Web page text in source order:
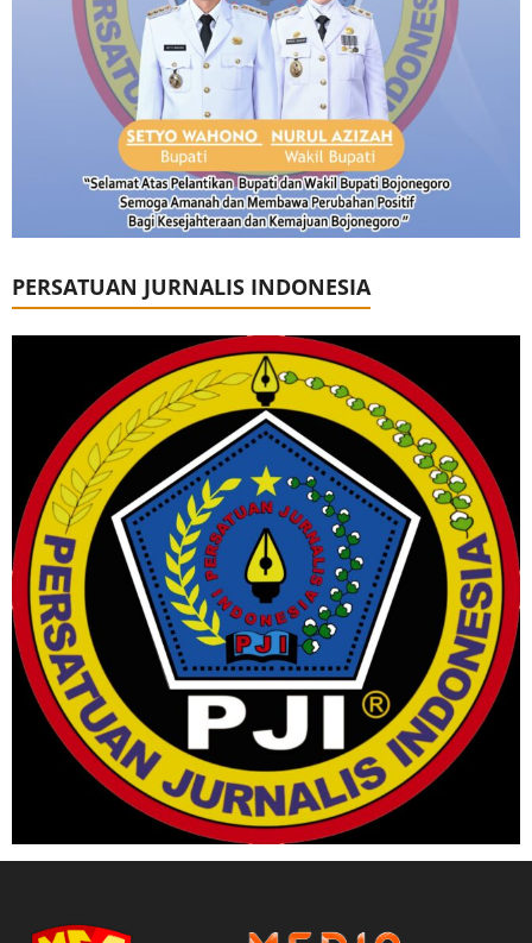
PERSATUAN JURNALIS INDONESIA